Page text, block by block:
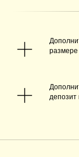
депозит